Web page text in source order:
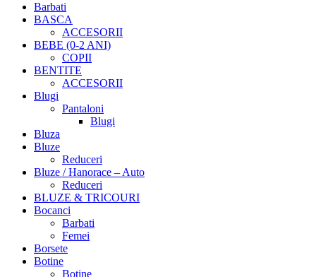
Barbati
BASCA
ACCESORII
BEBE (0-2 ANI)
COPII
BENTITE
ACCESORII
Blugi
Pantaloni
Blugi
Bluza
Bluze
Reduceri
Bluze / Hanorace – Auto
Reduceri
BLUZE & TRICOURI
Bocanci
Barbati
Femei
Borsete
Botine
Botine